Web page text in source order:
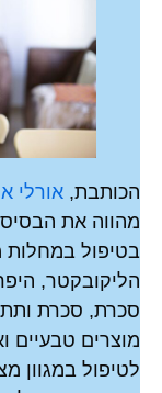
הכותבת, אורלי
מהווה את
בטיפול במחלות
הליקובקטר,
סכרת, סכרת
מוצרים טבעיים
לטיפול במגוון